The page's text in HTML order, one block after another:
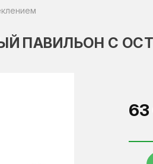
ПАВИЛЬОН С